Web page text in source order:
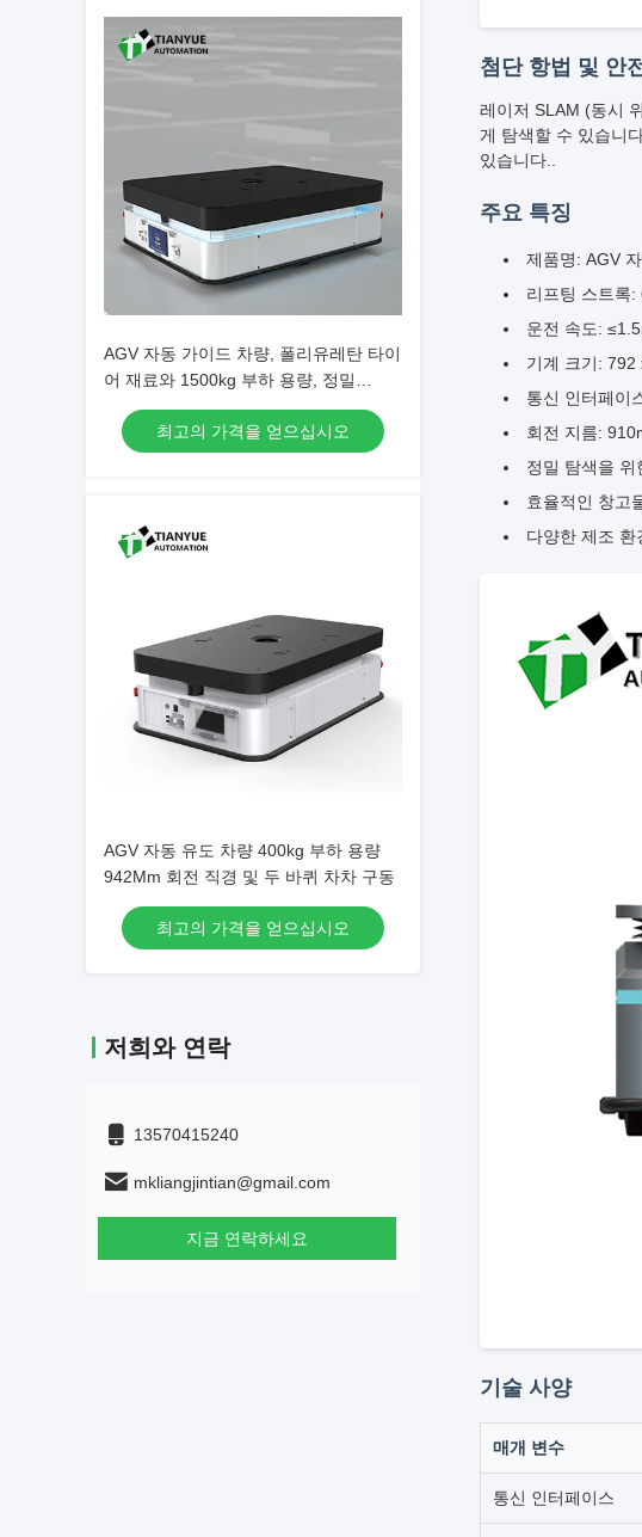
AGV 자동 가이드 차량, 폴리유레탄 타이
어 재료와 1500kg 부하 용량, 정밀
±10mm 주차 정확성
최고의 가격을 얻으십시오
AGV 자동 유도 차량 400kg 부하 용량
942Mm 회전 직경 및 두 바퀴 차차 구동
최고의 가격을 얻으십시오
저희와 연락
13570415240
mkliangjintian@gmail.com
지금 연락하세요
첨단 항법 및 안
레이저 SLAM (동시
게 탐색할 수 있습니
있습니다..
주요 특징
제품명: AGV
리프팅 스트록:
운전 속도:
기계 크기:
통신 인터페이
회전 지름:
정밀 탐색을 위
효율적인 창고
다양한 제조 환
기술 사양
매개 변수
통신 인터페이스